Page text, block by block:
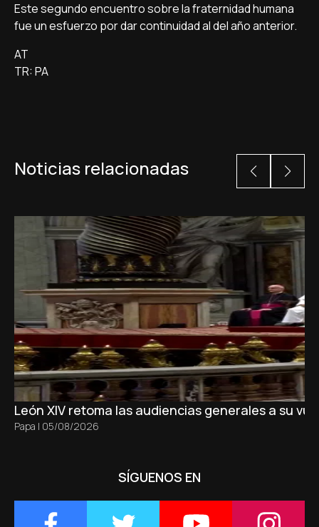
Este segundo encuentro sobre la fraternidad humana
fue un esfuerzo por dar continuidad al del año anterior.
AT
TR: PA
Noticias relacionadas
León XIV retoma las audiencias generales a su
Papa | 05/08/2026
SÍGUENOS EN